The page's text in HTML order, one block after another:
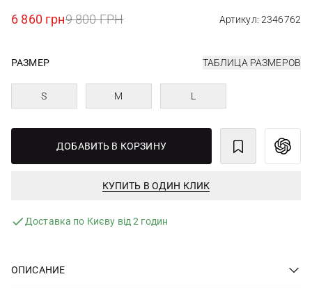
6 860 грн9 800 ГРН Артикул: 2346762
РАЗМЕР ТАБЛИЦА РАЗМЕРОВ
S M L
ДОБАВИТЬ В КОРЗИНУ
КУПИТЬ В ОДИН КЛИК
Доставка по Києву від 2 годин
ОПИСАНИЕ